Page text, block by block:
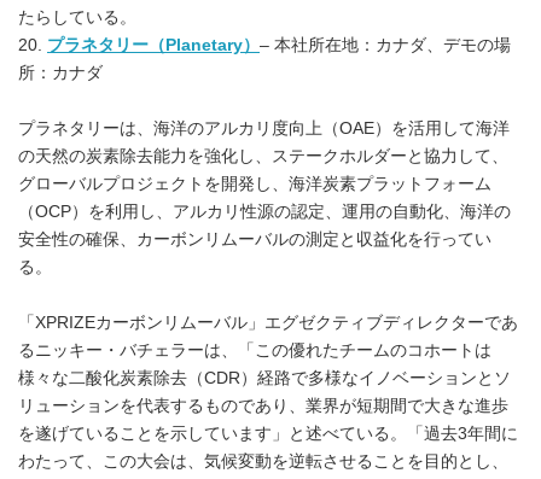
たらしている。
20. プラネタリー（Planetary） – 本社所在地：カナダ、デモの場
所：カナダ
プラネタリーは、海洋のアルカリ度向上（OAE）を活用して海洋
の天然の炭素除去能力を強化し、ステークホルダーと協力して、
グローバルプロジェクトを開発し、海洋炭素プラットフォーム
（OCP）を利用し、アルカリ性源の認定、運用の自動化、海洋の
安全性の確保、カーボンリムーバルの測定と収益化を行ってい
る。
「XPRIZEカーボンリムーバル」エグゼクティブディレクターであ
るニッキー・バチェラーは、「この優れたチームのコホートは
様々な二酸化炭素除去（CDR）経路で多様なイノベーションとソ
リューションを代表するものであり、業界が短期間で大きな進歩
を遂げていることを示しています」と述べている。「過去3年間に
わたって、この大会は、気候変動を逆転させることを目的とし、